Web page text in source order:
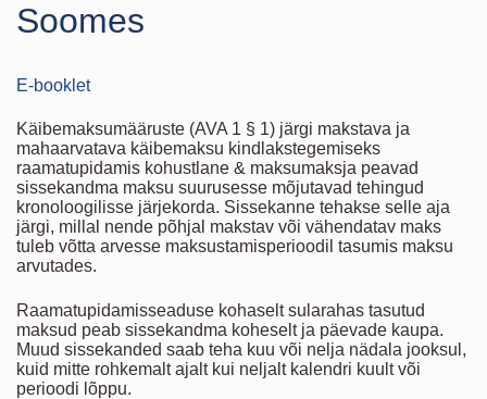
Soomes
E-booklet
Käibemaksumääruste (AVA 1 § 1) järgi makstava ja
mahaarvatava käibemaksu kindlakstegemiseks
raamatupidamis kohustlane & maksumaksja peavad
sissekandma maksu suurusesse mõjutavad tehingud
kronoloogilisse järjekorda. Sissekanne tehakse selle aja
järgi, millal nende põhjal makstav või vähendatav maks
tuleb võtta arvesse maksustamisperioodil tasumis maksu
arvutades.
Raamatupidamisseaduse kohaselt sularahas tasutud
maksud peab sissekandma koheselt ja päevade kaupa.
Muud sissekanded saab teha kuu või nelja nädala jooksul,
kuid mitte rohkemalt ajalt kui neljalt kalendri kuult või
perioodi lõppu.